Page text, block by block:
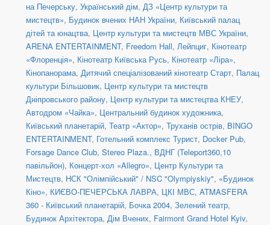
на Печерську, Український дім, ДЗ «Центр культури та
мистецтв», Будинок вчених НАН України, Київський палац
дітей та юнацтва, Центр культури та мистецтв МВС України,
ARENA ENTERTAINMENT, Freedom Hall, Лейпциг, Кінотеатр
«Флоренція», Кінотеатр Київська Русь, Кінотеатр «Ліра»,
Кінопанорама, Дитячий спеціалізований кінотеатр Старт, Палац
культури Більшовик, Центр культури та мистецтв
Дніпровського району, Центр культури та мистецтва КНЕУ,
Автодром «Чайка», Центральний будинок художника,
Київський планетарій, Театр «Актор», Труханів острів, BINGO
ENTERTAINMENT, Готельний комплекс Турист, Docker Pub,
Forsage Dance Club, Stereo Plaza., ВДНГ (Teleport360,10
павільйон), Концерт-хол «Allegro», Центр Культури та
Мистецтв, НСК "Олімпійський" / NSC "Olympiyskiy", «Будинок
Кіно», КИЄВО-ПЕЧЕРСЬКА ЛАВРА, ЦКІ МВС, ATMASFERA
360 - Київський планетарій, Бочка 2004, Зелений театр,
Будинок Архітектора, Дім Вчених, Fairmont Grand Hotel Kyiv,